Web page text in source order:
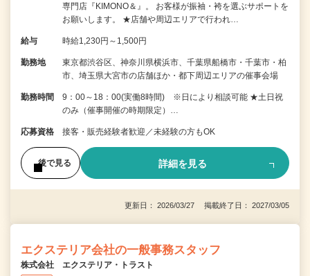
専門店『KIMONO＆』。 お客様が振袖・袴を選ぶサポートを
お願いします。 ★店舗や周辺エリアで行われ…
給与 時給1,230円～1,500円
勤務地
東京都渋谷区、神奈川県横浜市、千葉県船橋市・千葉市・柏
市、埼玉県大宮市の店舗ほか・都下周辺エリアの催事会場
勤務時間
9：00～18：00(実働8時間) ※日により相談可能 ★土日祝
のみ（催事開催の時期限定）…
応募資格 接客・販売経験者歓迎／未経験の方もOK
後で見る 詳細を見る
更新日： 2026/03/27 掲載終了日： 2027/03/05
エクステリア会社の一般事務スタッフ
株式会社 エクステリア・トラスト